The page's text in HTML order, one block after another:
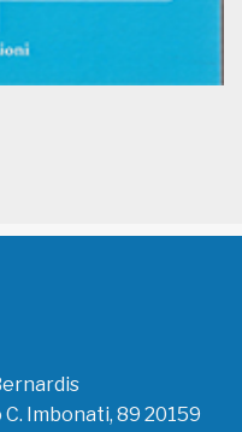
Imbonati, 89 20159